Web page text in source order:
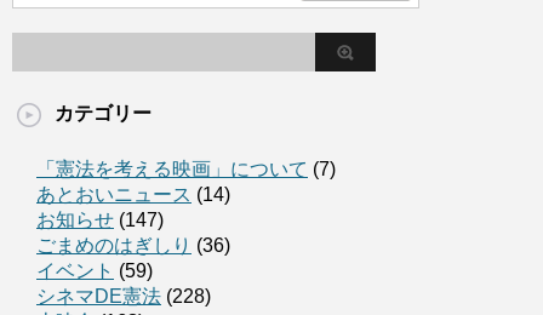
カテゴリー
「憲法を考える映画」について (7)
あとおいニュース (14)
お知らせ (147)
ごまめのはぎしり (36)
イベント (59)
シネマDE憲法 (228)